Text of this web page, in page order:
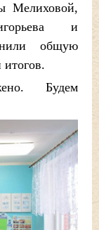
Мелиховой,
и
общую
Будем